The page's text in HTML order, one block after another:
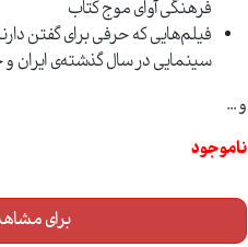
فرهنگی آوای موج کتاب
فیلم‌هایی که حرفی برای گفتن
سینمایی در سال گذشته‌ی ایران و
و ...
ناموجود
برای